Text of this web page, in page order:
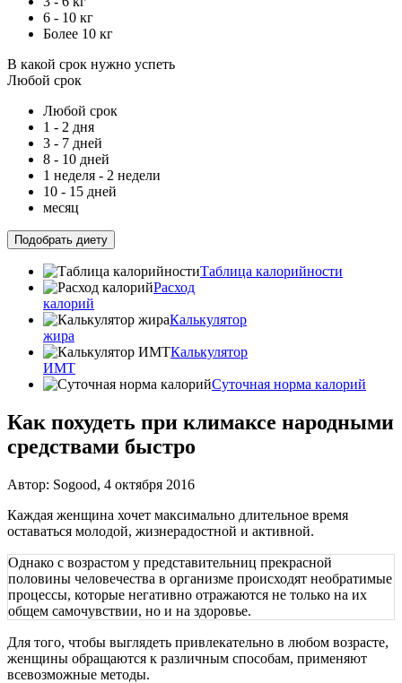
6 - 10 кг
Более 10 кг
В какой срок нужно успеть
Любой срок
Любой срок
1 - 2 дня
3 - 7 дней
8 - 10 дней
1 неделя - 2 недели
10 - 15 дней
месяц
Подобрать диету
Таблица калорийности
Расход
калорий
Калькулятор
жира
Калькулятор
ИМТ
Суточная норма калорий
Как похудеть при климаксе народными
средствами быстро
Автор: Sogood, 4 октября 2016
Каждая женщина хочет максимально длительное время
оставаться молодой, жизнерадостной и активной.
Однако с возрастом у представительниц прекрасной
половины человечества в организме происходят необратимые
процессы, которые негативно отражаются не только на их
общем самочувствии, но и на здоровье.
Для того, чтобы выглядеть привлекательно в любом возрасте,
женщины обращаются к различным способам, применяют
всевозможные методы.